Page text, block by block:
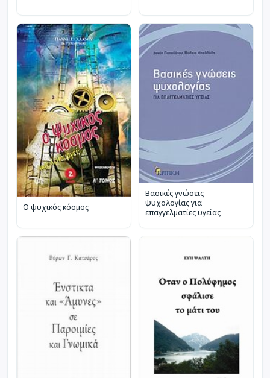
Ο ψυχικός κόσμος
Βασικές γνώσεις
ψυχολογίας για
επαγγελματίες υγείας